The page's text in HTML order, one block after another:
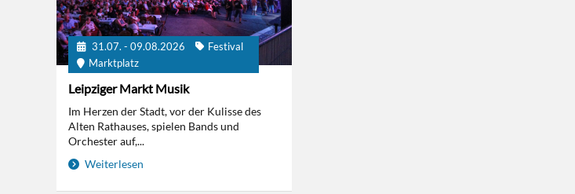
31.07. - 09.08.2026
Festival
Marktplatz
Leipziger Markt Musik
Im Herzen der Stadt, vor der Kulisse des
Alten Rathauses, spielen Bands und
Orchester auf,...
Weiterlesen